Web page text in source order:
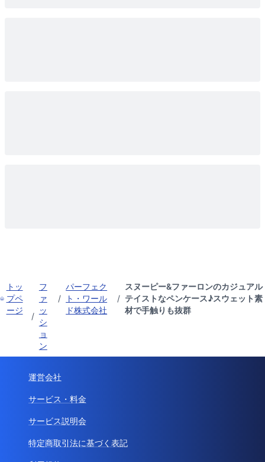
トッ
プペ
ージ
/
フ
ァ
ッ
シ
ョ
ン
/
パーフェク
ト・ワール
ド株式会社
/
スヌーピー&ファーロンのカジュアル
テイストなペンケース♪スウェット素
材で手触りも抜群
運営会社
サービス・料金
サービス説明会
特定商取引法に基づく表記